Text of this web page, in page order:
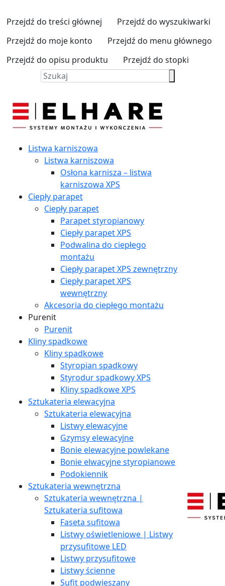
Przejdź do treści głównej
Przejdź do wyszukiwarki
Przejdź do moje konto
Przejdź do menu głównego
Przejdź do opisu produktu
Przejdź do stopki
Listwa karniszowa
Listwa karniszowa
Osłona karnisza – listwa
karniszowa XPS
Ciepły parapet
Ciepły parapet
Parapet styropianowy
Ciepły parapet XPS
Podwalina do ciepłego
montażu
Ciepły parapet XPS zewnętrzny
Ciepły parapet XPS
wewnętrzny
Akcesoria do ciepłego montażu
Purenit
Purenit
Kliny spadkowe
Kliny spadkowe
Styropian spadkowy
Styrodur spadkowy XPS
Kliny spadkowe XPS
Sztukateria elewacyjna
Sztukateria elewacyjna
Listwy elewacyjne
Gzymsy elewacyjne
Bonie elewacyjne powlekane
Bonie elwacyjne styropianowe
Podokiennik
Sztukateria wewnętrzna
Sztukateria wewnętrzna |
Sztukateria sufitowa
Faseta sufitowa
Listwy oświetleniowe | Listwy
przysufitowe LED
Listwy przysufitowe
Listwy ścienne
Sufit podwieszany